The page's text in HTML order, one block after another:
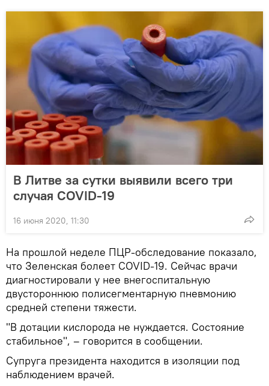
В Литве за сутки выявили всего три
случая COVID-19
16 июня 2020, 11:30
На прошлой неделе ПЦР-обследование показало,
что Зеленская болеет COVID-19. Сейчас врачи
диагностировали у нее внегоспитальную
двустороннюю полисегментарную пневмонию
средней степени тяжести.
"В дотации кислорода не нуждается. Состояние
стабильное", – говорится в сообщении.
Супруга президента находится в изоляции под
наблюдением врачей.